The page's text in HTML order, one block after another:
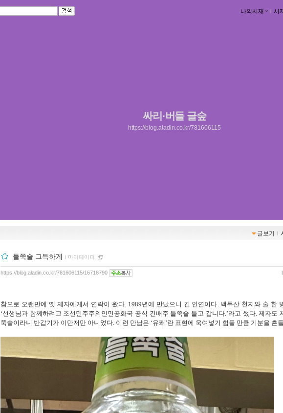
나의서재 ｌ 서
싸리·버들 글숲
https://blog.aladin.co.kr/781606115
글보기 ｌ
들쭉술 그득하게 ｌ 마이페이퍼
https://blog.aladin.co.kr/781606115/16718790
참으로 오랜만에 옛 제자에게서 연락이 왔다. 1989년에 만났으니 긴 인연이다. 백두산 천지와 술 한
‘선생님과 함께하려고 조선민주주의인민공화국 공식 건배주 들쭉술 들고 갑니다.’라고 썼다.제자도
쭉술이라니 반갑기가 이만저만 아니었다. 이런 만남은 ‘유쾌 ’란 표현에 욱여넣기 힘들 만큼 기분을 흔